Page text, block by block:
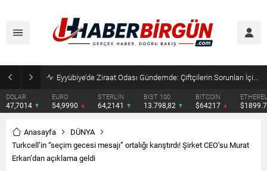
Eyyübiye’de Ziraat Odası Gündemde: Çiftçilerin Sorunları İçin Yeni Çağrı
DOLAR
47,7014
EURO
54,9990
STERLİN
64,2141
BIST 100
13.798,82
BITCOIN
$64217
Anasayfa
DÜNYA
Turkcell’in “seçim gecesi mesajı” ortalığı karıştırdı! Şirket CEO’su Murat
Erkan’dan açıklama geldi